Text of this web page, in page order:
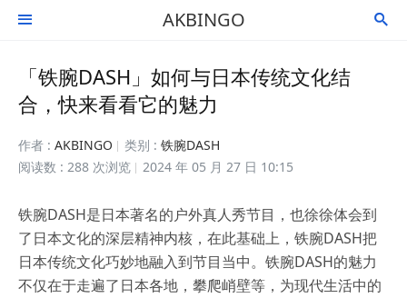
 AKBINGO 
「铁腕DASH」如何与日本传统文化结
合，快来看看它的魅力
作者 : AKBINGO 类别 : 铁腕DASH
阅读数 : 288 次浏览
2024 年 05 月 27 日 10:15
铁腕DASH是日本著名的户外真人秀节目，也徐徐体会到
了日本文化的深层精神内核，在此基础上，铁腕DASH把
日本传统文化巧妙地融入到节目当中。铁腕DASH的魅力
不仅在于走遍了日本各地，攀爬峭壁等，为现代生活中的